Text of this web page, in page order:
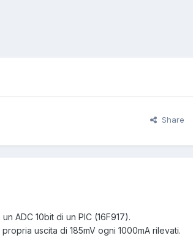
Share
ADC 10bit di un PIC (16F917).
uscita di 185mV ogni 1000mA rilevati.